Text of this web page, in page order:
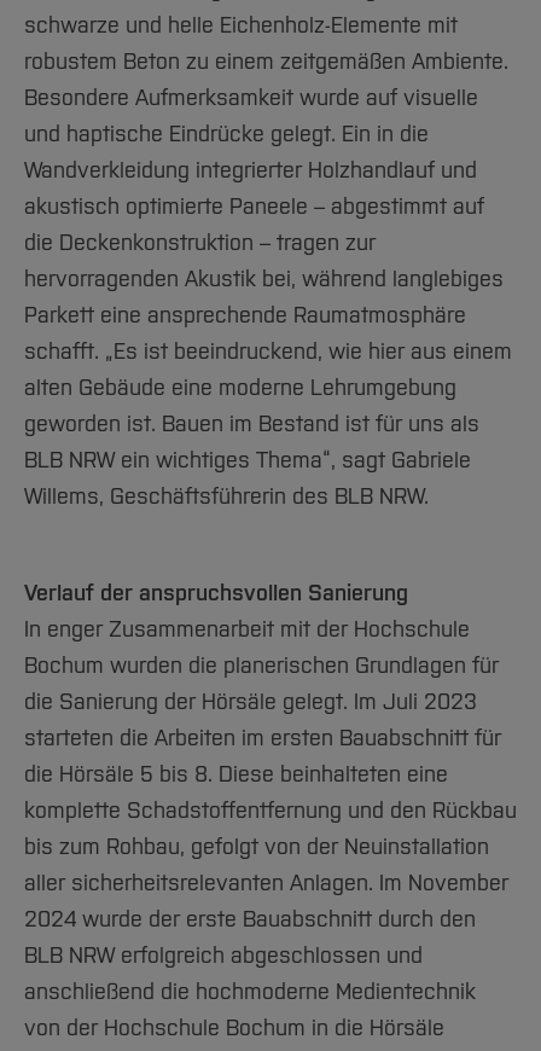
schwarze und helle Eichenholz-Elemente mit
robustem Beton zu einem zeitgemäßen Ambiente.
Besondere Aufmerksamkeit wurde auf visuelle
und haptische Eindrücke gelegt. Ein in die
Wandverkleidung integrierter Holzhandlauf und
akustisch optimierte Paneele – abgestimmt auf
die Deckenkonstruktion – tragen zur
hervorragenden Akustik bei, während langlebiges
Parkett eine ansprechende Raumatmosphäre
schafft. „Es ist beeindruckend, wie hier aus einem
alten Gebäude eine moderne Lehrumgebung
geworden ist. Bauen im Bestand ist für uns als
BLB NRW ein wichtiges Thema“, sagt Gabriele
Willems, Geschäftsführerin des BLB NRW.
Verlauf der anspruchsvollen Sanierung
In enger Zusammenarbeit mit der Hochschule
Bochum wurden die planerischen Grundlagen für
die Sanierung der Hörsäle gelegt. Im Juli 2023
starteten die Arbeiten im ersten Bauabschnitt für
die Hörsäle 5 bis 8. Diese beinhalteten eine
komplette Schadstoffentfernung und den Rückbau
bis zum Rohbau, gefolgt von der Neuinstallation
aller sicherheitsrelevanten Anlagen. Im November
2024 wurde der erste Bauabschnitt durch den
BLB NRW erfolgreich abgeschlossen und
anschließend die hochmoderne Medientechnik
von der Hochschule Bochum in die Hörsäle